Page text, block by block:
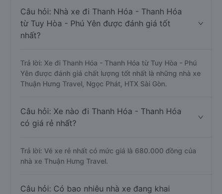
Câu hỏi: Nhà xe đi Thanh Hóa - Thanh Hóa
từ Tuy Hòa - Phú Yên được đánh giá tốt
nhất?
Trả lời: Xe đi Thanh Hóa - Thanh Hóa từ Tuy Hòa - Phú
Yên được đánh giá chất lượng tốt nhất là những nhà xe
Thuận Hưng Travel, Ngọc Phát, HTX Sài Gòn.
Câu hỏi: Xe nào đi Thanh Hóa - Thanh Hóa
có giá rẻ nhất?
Trả lời: Vé xe rẻ nhất có mức giá là 680.000 đồng của
nhà xe Thuận Hưng Travel.
Câu hỏi: Có bao nhiêu nhà xe đang khai